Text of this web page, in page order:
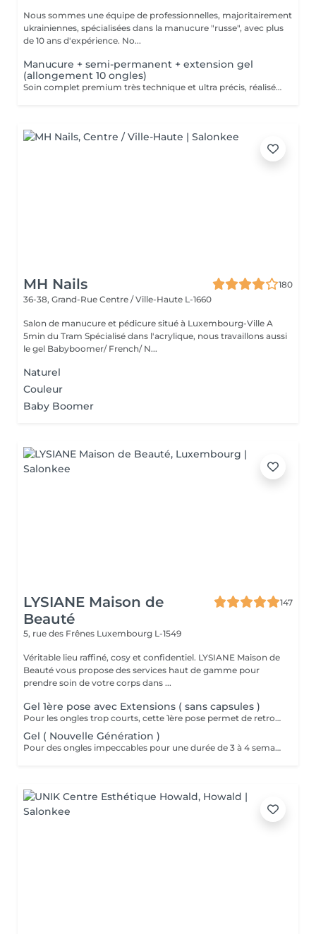
Nous sommes une équipe de professionnelles, majoritairement
ukrainiennes, spécialisées dans la manucure "russe", avec plus
de 10 ans d'expérience. No...
Manucure + semi-permanent + extension gel
(allongement 10 ongles)
Soin complet premium très technique et ultra précis, réalisé principalement à la ponceuse afin d'obtenir un contour d'ongle parfaitement net et une application du vernis au plus près, voire légèrement sous la cuticule. Cette technique permet de retarder visuellement la repousse d'environ 10 jours. Résultat visuel : -Ongles extrêmement soignés, contours nets, forme impeccable -Effet Instagram / photo studio : propre, précis, sans petites peaux apparentes Pendant ce service, nous augmenterons également la longueur de vos ongles en utilisant du gel spécialisé, garantissant un résultat naturel et magnifique. Cette 'EXTENSION' ne nécessite qu'une seule intervention, après quoi les rendez-vous ultérieurs seront désignés comme 'Manucure + vernis semi-permanent + renforcement gel (ongles longs ou cassants)'. -Tenue moyenne : Jusqu'à 4 semaines !!!! Contenu de la prestation : -Dépose de l'ancien vernis semi-permanent et/ou gel (si besoin, déjà inclus dans ce prix/service) -Préparation très minutieuse de la plaque de l'ongle -Elimination des peaux mortes -Façonner et limer les ongles -Traitement délicat des cuticules -Extension et renforcement des ongles en gel -Correction de la forme de l'ongle -Application du vernis semi-permanent -Application d'huile pour cuticules et de crème pour les main Optionnel : -EXTENSION longueur supérieure au 4ème marquage -> +20€ (réservez svp "AVEC décoration complexe" dans ce cas) -Prix par ongle pour décoration jusqu'à 5 ongles (réservez svp "AVEC décoration simple" dans ce cas) +3€ par ongle -Prix pour décoration simple (French, Chrome, Baby Boomer, Cat Eyes, Stickers, Foil) 6-10 ongles -> +20€ -Prix pour décoration complexe (3D, Dessins à la mains, Stamping, French avec Chrome, Baby Boomer avec Chrome, French avec Cat Eyes) 6-10 ongles -> +30€
MH Nails
180
36-38, Grand-Rue Centre / Ville-Haute L-1660
Salon de manucure et pédicure situé à Luxembourg-Ville A
5min du Tram Spécialisé dans l'acrylique, nous travaillons aussi
le gel Babyboomer/ French/ N...
Naturel
Couleur
Baby Boomer
LYSIANE Maison de
Beauté
147
5, rue des Frênes Luxembourg L-1549
Véritable lieu raffiné, cosy et confidentiel. LYSIANE Maison de
Beauté vous propose des services haut de gamme pour
prendre soin de votre corps dans ...
Gel 1ère pose avec Extensions ( sans capsules )
Pour les ongles trop courts, cette 1ère pose permet de retrouver une longueur normale et naturelle. Extension des ongles avec un gel à base de fibres de soie et d'un papier forme. Nous n'utilisons ni colle ni capsules en plastiques.
Gel ( Nouvelle Génération )
Pour des ongles impeccables pour une durée de 3 à 4 semaines, optez pour le gel. Nous respectons la santé de l'ongle naturel et nous veillons à faire très attention lors de la préparation et surtout du retrait du gel lors des remplissages. Nous utilisons des gels nouvelle génération auto égalisants. Lysiane, véritable professionnelle de l'onglerie, vous réconciliera avec les idées préconcues sur cette méthode. Le polissage se fait entre 10 et 15 jours max après le dernier remplissage pour une retouche avant le prochain. En aucun cas nous ne pouvons faire 2 polissage de suite. Et si nous trouvons que les ongles ont trop repoussés, nous ferons un remplissage afin de ne pas fragiliser vos ongles. Le polissage est un dépannage entre 2 rdv remplissages à faire exceptionnellement. Nous recommandons toujours le remplissage toutes les 3 semaines.